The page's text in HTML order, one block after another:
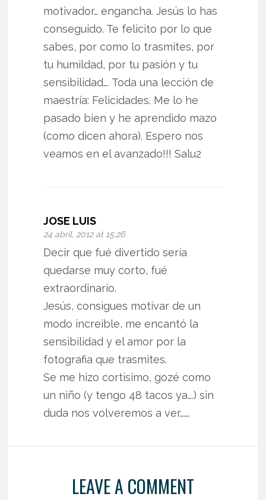
motivador… engancha. Jesús lo has
conseguido. Te felicito por lo que
sabes, por como lo trasmites, por
tu humildad, por tu pasión y tu
sensibilidad…. Toda una lección de
maestría: Felicidades. Me lo he
pasado bien y he aprendido mazo
(como dicen ahora). Espero nos
veamos en el avanzado!!! Salu2
JOSE LUIS
24 abril, 2012 at 15:26
Decir que fué divertido sería
quedarse muy corto, fué
extraordinario.
Jesús, consigues motivar de un
modo increible, me encantó la
sensibilidad y el amor por la
fotografia que trasmites.
Se me hizo cortisimo, gozé como
un niño (y tengo 48 tacos ya….) sin
duda nos volveremos a ver…….
LEAVE A COMMENT